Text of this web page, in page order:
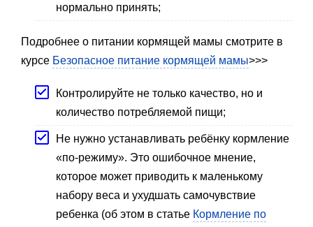
нормально принять;
Подробнее о питании кормящей мамы смотрите в
курсе Безопасное питание кормящей мамы>>>
Контролируйте не только качество, но и
количество потребляемой пищи;
Не нужно устанавливать ребёнку кормление
«по-режиму». Это ошибочное мнение,
которое может приводить к маленькому
набору веса и ухудшать самочувствие
ребенка (об этом в статье Кормление по